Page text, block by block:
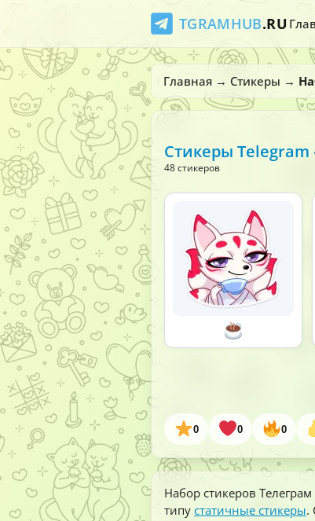
TGRAMHUB.RU
Главная → Стикеры →
Стикеры
48 стикеров
0 0 0
Набор стикеров Телеграм
типу статичные стикеры.